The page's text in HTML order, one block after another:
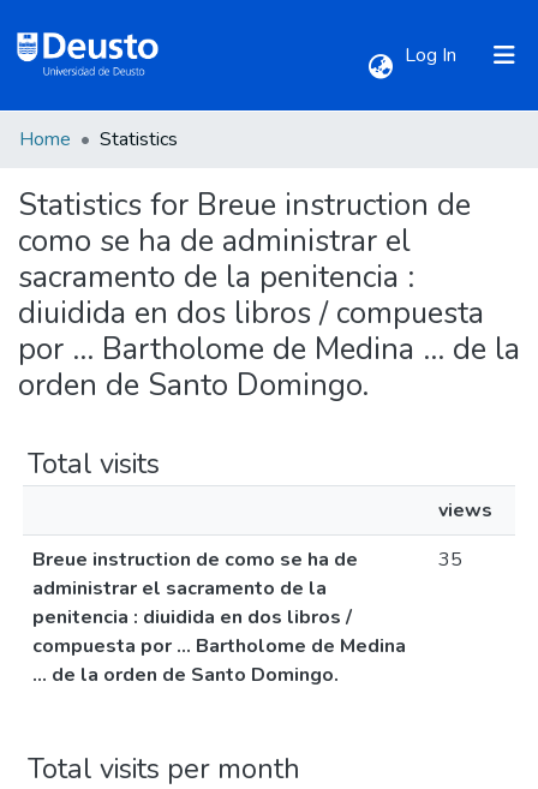
Log In (current)
All of DSpace
Home Statistics
Statistics for Breue instruction de
como se ha de administrar el
sacramento de la penitencia :
diuidida en dos libros / compuesta
por ... Bartholome de Medina ... de la
orden de Santo Domingo.
Total visits
views
Breue instruction de como se ha de
administrar el sacramento de la
penitencia : diuidida en dos libros /
compuesta por ... Bartholome de Medina
... de la orden de Santo Domingo.
35
Total visits per month